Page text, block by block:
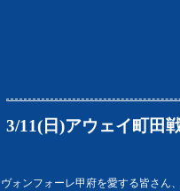
3/11(日)アウェイ町田
ヴォンフォーレ甲府を愛する皆さん